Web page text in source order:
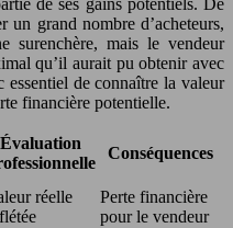
de ses gains potentiels. De
un grand nombre d’acheteurs,
surenchère, mais le vendeur
qu’il aurait pu obtenir avec
de connaître la valeur
financière potentielle.
Évaluation
Conséquences
réelle
Perte financière
pour le vendeur